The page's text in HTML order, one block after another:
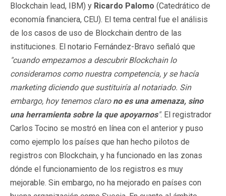
Blockchain lead, IBM) y Ricardo Palomo (Catedrático de
economía financiera, CEU). El tema central fue el análisis
de los casos de uso de Blockchain dentro de las
instituciones. El notario Fernández-Bravo señaló que
"cuando empezamos a descubrir Blockchain lo
consideramos como nuestra competencia, y se hacía
marketing diciendo que sustituiría al notariado. Sin
embargo, hoy tenemos claro no es una amenaza, sino
una herramienta sobre la que apoyarnos". El registrador
Carlos Tocino se mostró en línea con el anterior y puso
como ejemplo los países que han hecho pilotos de
registros con Blockchain, y ha funcionado en las zonas
dónde el funcionamiento de los registros es muy
mejorable. Sin embargo, no ha mejorado en países con